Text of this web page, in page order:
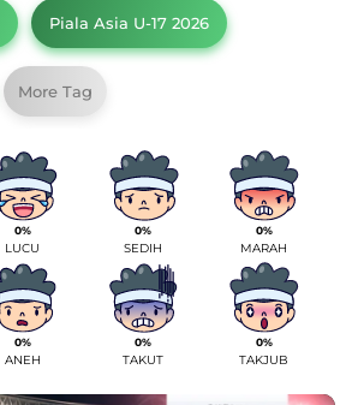
Piala Asia U-17 2026
More Tag
0%
LUCU
0%
SEDIH
0%
MARAH
0%
ANEH
0%
TAKUT
0%
TAKJUB